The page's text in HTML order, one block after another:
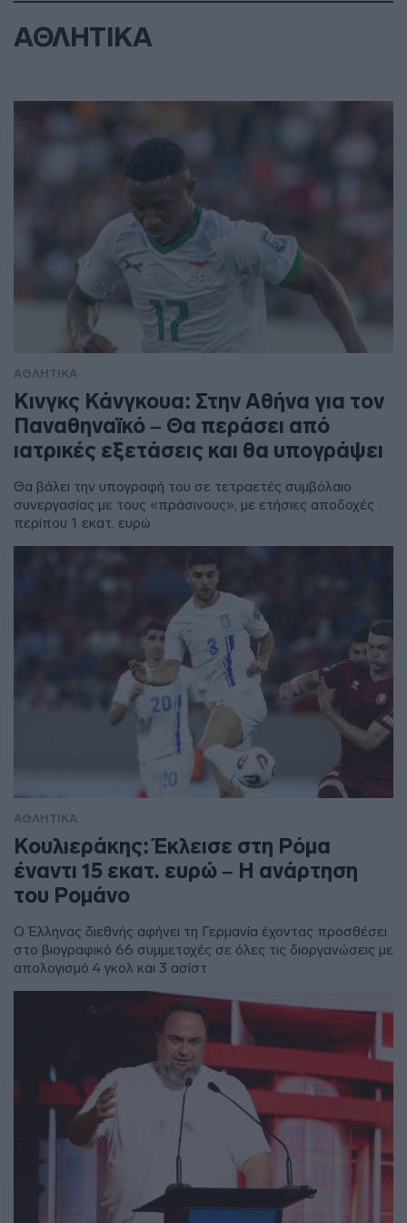
ΑΘΛΗΤΙΚΑ
ΑΘΛΗΤΙΚΑ
Κινγκς Κάνγκουα: Στην Αθήνα για τον
Παναθηναϊκό – Θα περάσει από
ιατρικές εξετάσεις και θα υπογράψει
Θα βάλει την υπογραφή του σε τετραετές συμβόλαιο
συνεργασίας με τους «πράσινους», με ετήσιες αποδοχές
περίπου 1 εκατ. ευρώ
ΑΘΛΗΤΙΚΑ
Κουλιεράκης: Έκλεισε στη Ρόμα
έναντι 15 εκατ. ευρώ – Η ανάρτηση
του Ρομάνο
Ο Έλληνας διεθνής αφήνει τη Γερμανία έχοντας προσθέσει
στο βιογραφικό 66 συμμετοχές σε όλες τις διοργανώσεις με
απολογισμό 4 γκολ και 3 ασίστ